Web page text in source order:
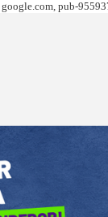
google.com, pub-